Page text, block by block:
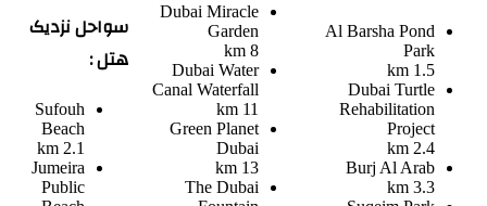
Al Barsha Pond
Park
1.5 km
Dubai Turtle
Rehabilitation
Project
2.4 km
Burj Al Arab
3.3 km
Dubai Miracle
Garden
8 km
Dubai Water
Canal Waterfall
11 km
Green Planet
Dubai
13 km
The Dubai
سواحل نزدیک
هتل :
Sufouh
Beach
2.1 km
Jumeira
Public